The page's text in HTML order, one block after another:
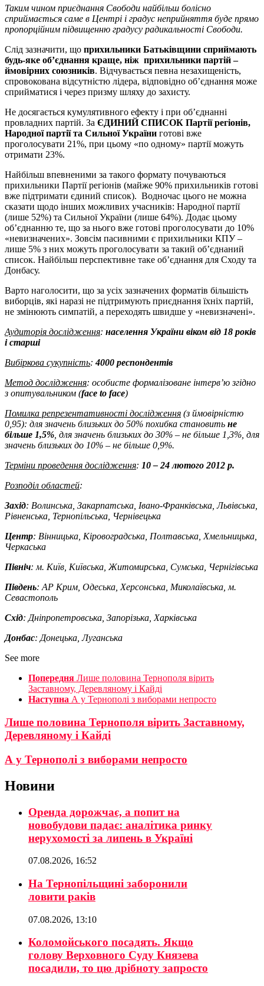
Таким чином приєднання Свободи найбільш болісно
сприймається саме в Центрі і градус неприйняття буде прямо
пропорційним підвищенню градусу радикальності Свободи.
Слід зазначити, що прихильники Батьківщини сприймають
будь-яке об’єднання краще, ніж прихильники партій –
ймовірних союзників. Відчувається певна незахищеність,
спровокована відсутністю лідера, відповідно об’єднання може
сприйматися і через призму шляху до захисту.
Не досягається кумулятивного ефекту і при об’єднанні
провладних партій. За ЄДИНИЙ СПИСОК Партії регіонів,
Народної партії та Сильної України готові вже
проголосувати 21%, при цьому «по одному» партії можуть
отримати 23%.
Найбільш впевненими за такого формату почуваються
прихильники Партії регіонів (майже 90% прихильників готові
вже підтримати єдиний список). Водночас цього не можна
сказати щодо інших можливих учасників: Народної партії
(лише 52%) та Сильної України (лише 64%). Додає цьому
об’єднанню те, що за нього вже готові проголосувати до 10%
«невизначених». Зовсім пасивними є прихильники КПУ –
лише 5% з них можуть проголосувати за такий об’єднаний
список. Найбільш перспективне таке об’єднання для Сходу та
Донбасу.
Варто наголосити, що за усіх зазначених форматів більшість
виборців, які наразі не підтримують приєднання їхніх партій,
не змінюють симпатій, а переходять швидше у «невизначені».
Аудиторія дослідження: населення України віком від 18 років
і старші
Вибіркова сукупність:4000 респондентів
Метод дослідження: особисте формалізоване інтерв’ю згідно
з опитувальником (face to face)
Помилка репрезентативності дослідження (з ймовірністю
0,95): для значень близьких до 50% похибка становить не
більше 1,5% , для значень близьких до 30% – не більше 1,3%, для
значень близьких до 10% – не більше 0,9%.
Терміни проведення дослідження: 10 – 24 лютого 2012 р.
Розподіл областей:
Захід: Волинська, Закарпатська, Івано-Франківська, Львівська,
Рівненська, Тернопільська, Чернівецька
Центр: Вінницька, Кіровоградська, Полтавська, Хмельницька,
Черкаська
Північ: м. Київ, Київська, Житомирська, Сумська, Чернігівська
Південь: АР Крим, Одеська, Херсонська, Миколаївська, м.
Севастополь
Схід: Дніпропетровська, Запорізька, Харківська
Донбас: Донецька, Луганська
See more
Попередня Лише половина Тернополя вірить
Заставному, Деревляному і Кайді
Наступна А у Тернополі з виборами непросто
Лише половина Тернополя вірить Заставному,
Деревляному і Кайді
А у Тернополі з виборами непросто
Новини
Оренда дорожчає, а попит на
новобудови падає: аналітика ринку
нерухомості за липень в Україні
07.08.2026, 16:52
На Тернопільщині заборонили
ловити раків
07.08.2026, 13:10
Коломойського посадять. Якщо
голову Верховного Суду Князева
посадили, то цю дрібноту запросто